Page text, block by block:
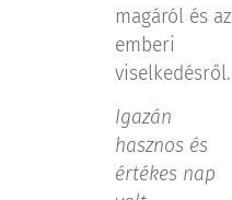
magáról és az
emberi
viselkedésről.
Igazán
hasznos és
értékes nap